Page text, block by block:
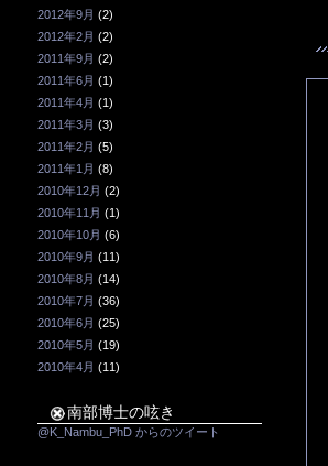
2012年9月 (2)
2012年2月 (2)
2011年9月 (2)
2011年6月 (1)
2011年4月 (1)
2011年3月 (3)
2011年2月 (5)
2011年1月 (8)
2010年12月 (2)
2010年11月 (1)
2010年10月 (6)
2010年9月 (11)
2010年8月 (14)
2010年7月 (36)
2010年6月 (25)
2010年5月 (19)
2010年4月 (11)
南部博士の呟き
@K_Nambu_PhD からのツイート